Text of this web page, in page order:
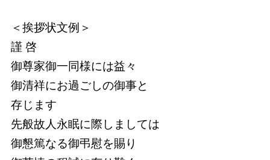
＜挨拶状文例＞
謹 啓
御尊家御一同様には益々
御清祥にお過ごしの御事と
存じます
先般故人永眠に際しましては
御懇篤なる御弔慰を賜り